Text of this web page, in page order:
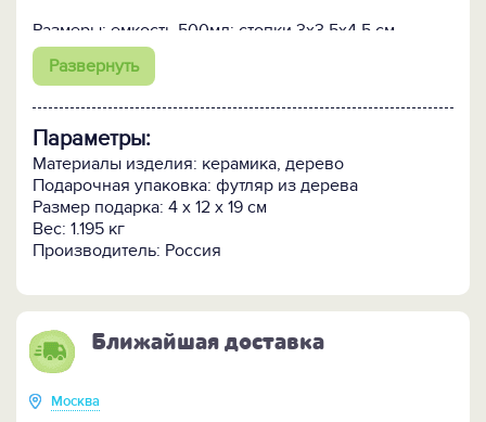
Размеры: емкость 500мл; стопки 3х3,5х4,5 см
Развернуть
Параметры:
Материалы изделия: керамика, дерево
Подарочная упаковка: футляр из дерева
Размер подарка: 4 x 12 x 19 см
Вес: 1.195 кг
Производитель: Россия
Ближайшая доставка
Москва